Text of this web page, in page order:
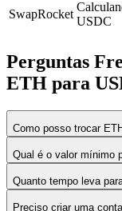
SwapRocket
USDC
Perguntas
ETH para
Como posso trocar
Qual é o valor mínimo
Quanto tempo leva
Preciso criar uma